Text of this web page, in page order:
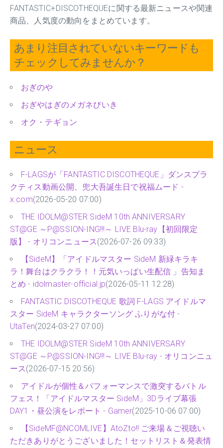
FANTASTIC+DISCOTHEQUEに関する最新ニュースや関連
商品、人気度の動向をまとめています。
あまり注目されていないキーワードも
チェックしてみませんか？
おぎのや
おぎやはぎのメガネびいき
オク・テギョン
ニュース
F-LAGSが「FANTASTIC DISCOTHEQUE」ダンスプラ
クティス動画公開、兜大吾誕生日で祝福ムード -
x.com(2026-05-20 07:00)
THE IDOLM@STER SideM 10th ANNIVERSARY
ST@GE ～P@SSION-ING!!!～ LIVE Blu-ray【初回限定
版】 - オリコンニュース(2026-07-26 09:33)
【SideM】「アイドルマスター SideM 新緑キラキ
ラ！舞台はクラクラ！！元気いっぱい生配信 」告知ま
とめ - idolmaster-official.jp(2026-05-11 12:28)
FANTASTIC DISCOTHEQUE 歌詞 F-LAGS アイドルマ
スター SideM キャラクターソング ふりがな付 -
UtaTen(2024-03-27 07:00)
THE IDOLM@STER SideM 10th ANNIVERSARY
ST@GE ～P@SSION-ING!!!～ LIVE Blu-ray - オリコンニュ
ース(2026-07-15 20:56)
アイドルが個性＆パフォーマンスで激突するバトル
フェス！「アイドルマスター SideM」3Dライブ幕張
DAY1・昼公演をレポート - Gamer(2025-10-06 07:00)
【SideMF@NCOMLIVE】AtoZto!! ご来場＆ご視聴い
ただきありがとうございました！セットリスト＆発表情